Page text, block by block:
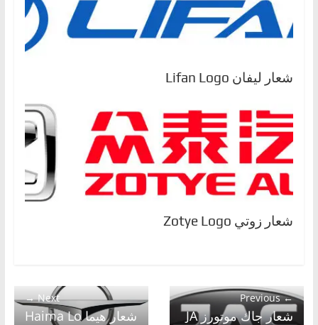
شعار ليفان Lifan Logo
شعار زوتي Zotye Logo
← Previous
شعار جاك موتورز JA
Next →
شعار هيما Haima Lo